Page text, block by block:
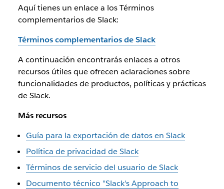
Aquí tienes un enlace a los Términos
complementarios de Slack:
Términos complementarios de Slack
A continuación encontrarás enlaces a otros
recursos útiles que ofrecen aclaraciones sobre
funcionalidades de productos, políticas y prácticas
de Slack.
Más recursos
Guía para la exportación de datos en Slack
Política de privacidad de Slack
Términos de servicio del usuario de Slack
Documento técnico "Slack's Approach to